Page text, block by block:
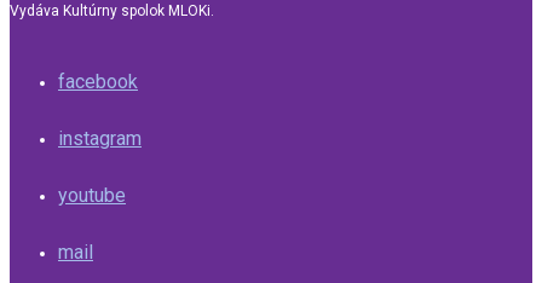
Vydáva Kultúrny spolok MLOKi.
facebook
instagram
youtube
mail